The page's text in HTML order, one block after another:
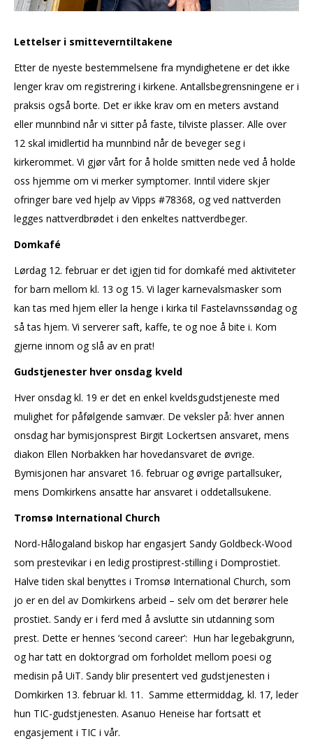
Lettelser i smitteverntiltakene
Etter de nyeste bestemmelsene fra myndighetene er det ikke
lenger krav om registrering i kirkene. Antallsbegrensningene er i
praksis også borte. Det er ikke krav om en meters avstand
eller munnbind når vi sitter på faste, tilviste plasser. Alle over
12 skal imidlertid ha munnbind når de beveger seg i
kirkerommet. Vi gjør vårt for å holde smitten nede ved å holde
oss hjemme om vi merker symptomer. Inntil videre skjer
ofringer bare ved hjelp av Vipps #78368, og ved nattverden
legges nattverdbrødet i den enkeltes nattverdbeger.
Domkafé
Lørdag 12. februar er det igjen tid for domkafé med aktiviteter
for barn mellom kl. 13 og 15. Vi lager karnevalsmasker som
kan tas med hjem eller la henge i kirka til Fastelavnssøndag og
så tas hjem. Vi serverer saft, kaffe, te og noe å bite i. Kom
gjerne innom og slå av en prat!
Gudstjenester hver onsdag kveld
Hver onsdag kl. 19 er det en enkel kveldsgudstjeneste med
mulighet for påfølgende samvær. De veksler på: hver annen
onsdag har bymisjonsprest Birgit Lockertsen ansvaret, mens
diakon Ellen Norbakken har hovedansvaret de øvrige.
Bymisjonen har ansvaret 16. februar og øvrige partallsuker,
mens Domkirkens ansatte har ansvaret i oddetallsukene.
Tromsø International Church
Nord-Hålogaland biskop har engasjert Sandy Goldbeck-Wood
som prestevikar i en ledig prostiprest-stilling i Domprostiet.
Halve tiden skal benyttes i Tromsø International Church, som
jo er en del av Domkirkens arbeid – selv om det berører hele
prostiet. Sandy er i ferd med å avslutte sin utdanning som
prest. Dette er hennes ‘second career’: Hun har legebakgrunn,
og har tatt en doktorgrad om forholdet mellom poesi og
medisin på UiT. Sandy blir presentert ved gudstjenesten i
Domkirken 13. februar kl. 11. Samme ettermiddag, kl. 17, leder
hun TIC-gudstjenesten. Asanuo Heneise har fortsatt et
engasjement i TIC i vår.